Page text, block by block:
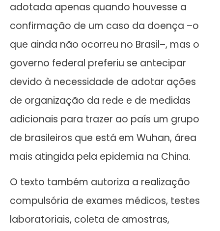
adotada apenas quando houvesse a
confirmação de um caso da doença –o
que ainda não ocorreu no Brasil–, mas o
governo federal preferiu se antecipar
devido à necessidade de adotar ações
de organização da rede e de medidas
adicionais para trazer ao país um grupo
de brasileiros que está em Wuhan, área
mais atingida pela epidemia na China.
O texto também autoriza a realização
compulsória de exames médicos, testes
laboratoriais, coleta de amostras,